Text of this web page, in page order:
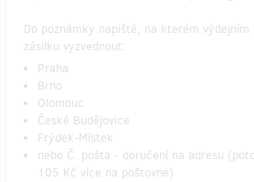
Do poznámky napiště, na kterém
zásilku vyzvednout:
Praha
Brno
Olomouc
České Budějovice
Frýdek-Místek
nebo Č. pošta - doručení na adresu
105 Kč více na poštovné)